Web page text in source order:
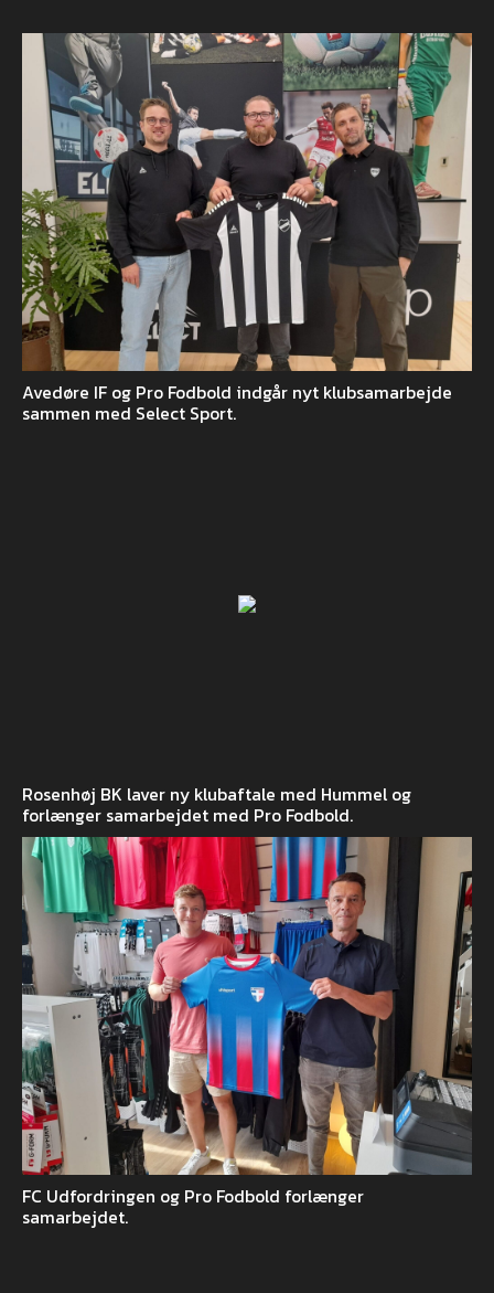
Avedøre IF og Pro Fodbold indgår nyt klubsamarbejde
sammen med Select Sport.
Rosenhøj BK laver ny klubaftale med Hummel og
forlænger samarbejdet med Pro Fodbold.
FC Udfordringen og Pro Fodbold forlænger
samarbejdet.